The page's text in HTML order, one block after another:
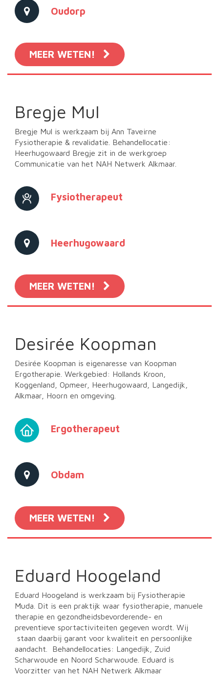
Oudorp
MEER WETEN!
Bregje Mul
Bregje Mul is werkzaam bij Ann Taveirne
Fysiotherapie & revalidatie. Behandellocatie:
Heerhugowaard Bregje zit in de werkgroep
Communicatie van het NAH Netwerk Alkmaar.
Fysiotherapeut
Heerhugowaard
MEER WETEN!
Desirée Koopman
Desirée Koopman is eigenaresse van Koopman
Ergotherapie. Werkgebied: Hollands Kroon,
Koggenland, Opmeer, Heerhugowaard, Langedijk,
Alkmaar, Hoorn en omgeving.
Ergotherapeut
Obdam
MEER WETEN!
Eduard Hoogeland
Eduard Hoogeland is werkzaam bij Fysiotherapie
Muda. Dit is een praktijk waar fysiotherapie, manuele
therapie en gezondheidsbevorderende- en
preventieve sportactiviteiten gegeven wordt. Wij
staan daarbij garant voor kwaliteit en persoonlijke
aandacht. Behandellocaties: Langedijk, Zuid
Scharwoude en Noord Scharwoude. Eduard is
Voorzitter van het NAH Netwerk Alkmaar